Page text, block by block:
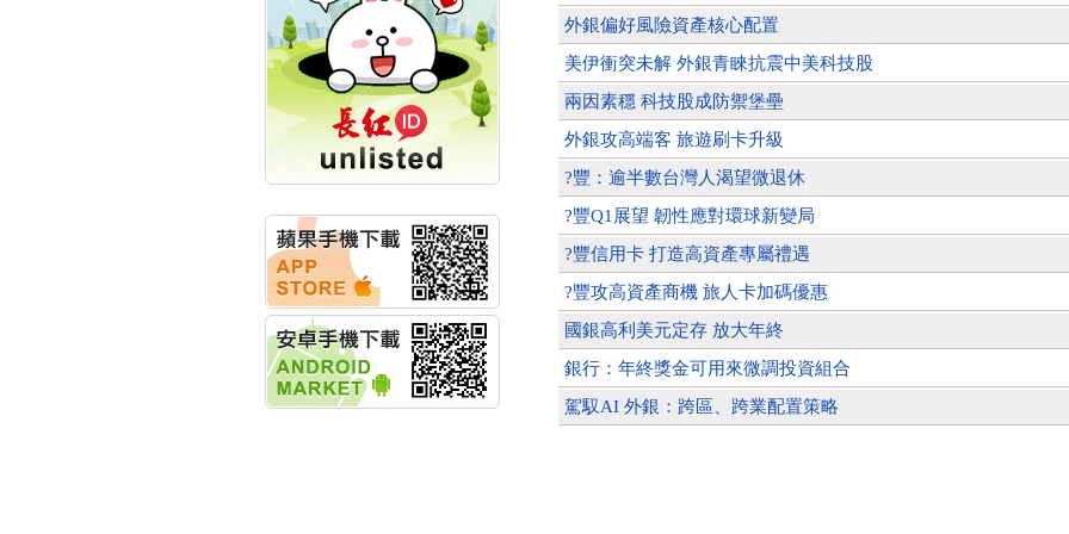
計畫
明緯企業:明緯永續科技
競賽 以電源驅動善的力
量
秀育企業:秀育SHO-U儲
能系統 獲國內首張CNS
認證
聯博投信:聯博00404A
華旭先進:代重要子公司
碩通散熱股份有限公司
公告董事會通過發言人
及代理發
華旭先進:代重要子公司
碩通散熱股份有限公司
公告董事會決議發行員
工認股權
華旭先進:代重要子公司
外銀偏好風險資產核心配置
美伊衝突未解 外銀青睞抗震中美科技股
兩因素穩 科技股成防禦堡壘
外銀攻高端客 旅遊刷卡升級
?豐：逾半數台灣人渴望微退休
?豐Q1展望 韌性應對環球新變局
?豐信用卡 打造高資產專屬禮遇
?豐攻高資產商機 旅人卡加碼優惠
國銀高利美元定存 放大年終
銀行：年終獎金可用來微調投資組合
駕馭AI 外銀：跨區、跨業配置策略